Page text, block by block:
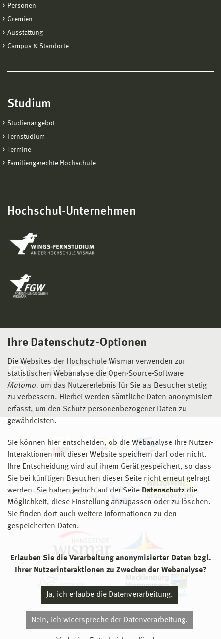
Ihre Datenschutz-Optionen
Die Websites der Hochschule Wismar verwenden zur
statistischen Webanalyse die Open-Source-Software
Matomo, um das Nutzererlebnis für Sie als Besucher stetig
zu verbessern. Hierbei werden sämtliche Daten anonymisiert
erfasst, um den Schutz personenbezogener Daten zu
gewährleisten.
Sie können hier entscheiden, ob die Webanalyse Ihre Nutzer-
Interaktionen mit dieser Website speichern darf oder nicht.
Ihre Entscheidung wird auf ihrem Gerät gespeichert, so dass
Sie bei künftigen Besuchen dieser Seite nicht erneut gefragt
werden. Sie haben jedoch auf der Seite Datenschutz die
Möglichkeit, diese Einstellung anzupassen oder zu löschen.
Sie finden dort auch weitere Informationen zu den
gespeicherten Daten.
Erlauben Sie die Verarbeitung anonymisierter Daten bzgl.
Ihrer Nutzerinteraktionen zu Zwecken der Webanalyse?
Ja, ich erlaube die Datenverarbeitung.
Nein, ich widerspreche der Datenverarbeitung.
Personen
Gremien
Ausstattung
Campus & Standorte
Studium
Studienangebot
Fernstudium
Termine
Familiengerechte Hochschule
Hochschul-Unternehmen
Social Media